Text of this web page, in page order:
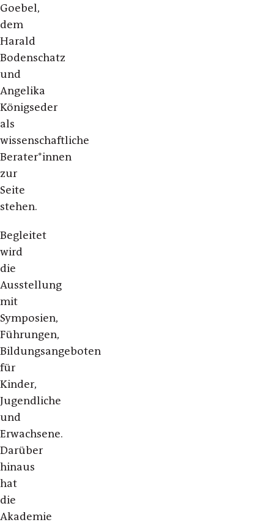
Goebel,
dem
Harald
Bodenschatz
und
Angelika
Königseder
als
wissenschaftliche
Berater*innen
zur
Seite
stehen.
Begleitet
wird
die
Ausstellung
mit
Symposien,
Führungen,
Bildungsangeboten
für
Kinder,
Jugendliche
und
Erwachsene.
Darüber
hinaus
hat
die
Akademie